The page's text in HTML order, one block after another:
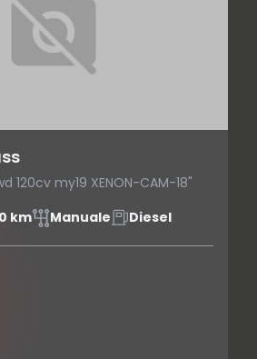
120cv my19 XENON-CAM-18"
km Manuale Diesel